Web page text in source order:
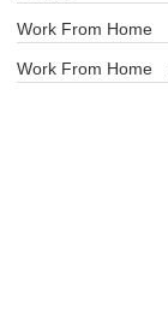
Work From Home
Work From Home